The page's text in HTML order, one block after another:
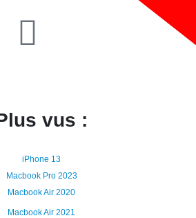
vus :
iPhone 13
Macbook Pro 2023
Macbook Air 2020
Macbook Air 2021